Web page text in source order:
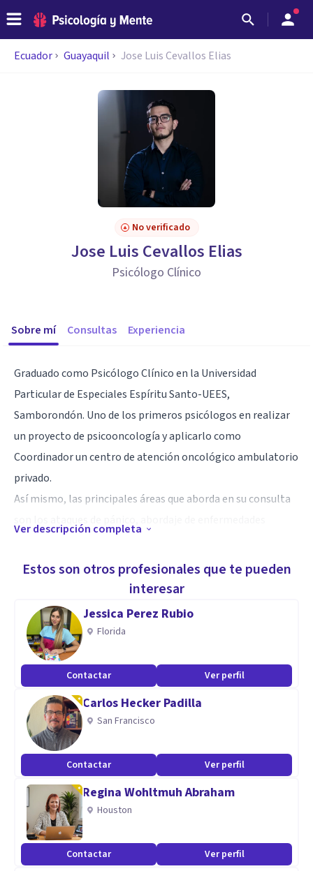
Ecuador Guayaquil Jose Luis Cevallos Elias
No verificado
Jose Luis Cevallos Elias
Psicólogo Clínico
Sobre mí Consultas Experiencia
Graduado como Psicólogo Clínico en la Universidad
Particular de Especiales Espíritu Santo-UEES,
Samborondón. Uno de los primeros psicólogos en realizar
un proyecto de psicooncología y aplicarlo como
Coordinador un centro de atención oncológico ambulatorio
privado.
Así mismo, las principales áreas que aborda en su consulta
casos de depresión, estrés, problemas familiares, gestión e
identificación de emociones, etc.
Manejo y análisis de pruebas STAI, IPPR, BDI, HTP, WISC,
MINI MENTAL, entre otras.
Ver descripción completa
Estos son otros profesionales que te pueden
interesar
Jessica Perez Rubio
Florida
Contactar Ver perfil
Carlos Hecker Padilla
San Francisco
Contactar Ver perfil
Regina Wohltmuh Abraham
Houston
Contactar Ver perfil